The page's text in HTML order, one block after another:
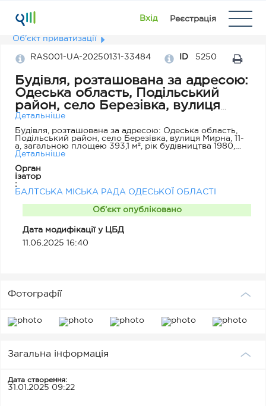
Вхід Реєстрація
Об'єкт приватизації
RAS001-UA-20250131-33484 ID 5250
Будівля, розташована за адресою:
Одеська область, Подільський
район, село Березівка, вулиця
Мирна, 11- а
Детальніше
Будівля, розташована за адресою: Одеська область,
Подільський район, село Березівка, вулиця Мирна, 11-
а, загальною площею 393,1 м², рік будівництва 1980,
фундамент - бетонні блоки, стіни-черепашник, дах-
Детальніше
Орган
ізатор
:
БАЛТСЬКА МІСЬКА РАДА ОДЕСЬКОЇ ОБЛАСТІ
Об’єкт опубліковано
Дата модифікації у ЦБД
11.06.2025 16:40
Фотографії
Загальна інформація
Дата створення:
31.01.2025 09:22